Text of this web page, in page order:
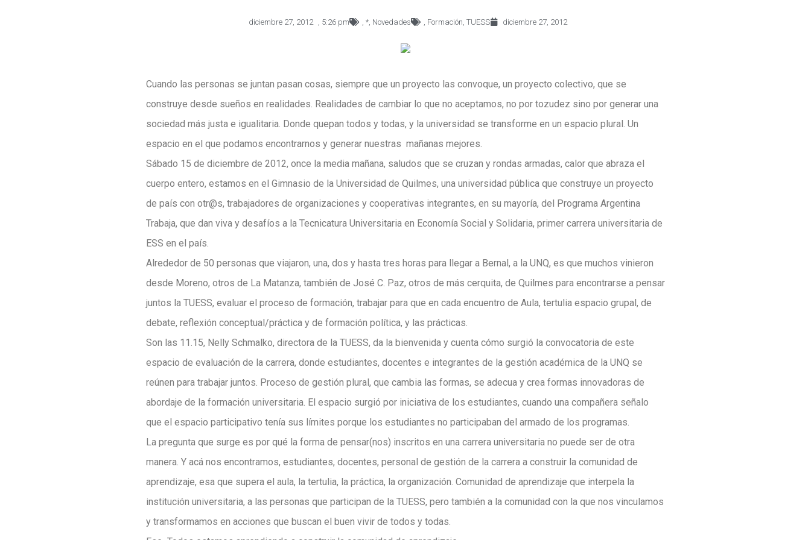
diciembre 27, 2012 5:26 pm * Novedades Formación TUESS diciembre 27, 2012
Cuando las personas se juntan pasan cosas, siempre que un proyecto las convoque, un proyecto colectivo, que se
construye desde sueños en realidades. Realidades de cambiar lo que no aceptamos, no por tozudez sino por generar una
sociedad más justa e igualitaria. Donde quepan todos y todas, y la universidad se transforme en un espacio plural. Un
espacio en el que podamos encontrarnos y generar nuestras mañanas mejores.
Sábado 15 de diciembre de 2012, once la media mañana, saludos que se cruzan y rondas armadas, calor que abraza el
cuerpo entero, estamos en el Gimnasio de la Universidad de Quilmes, una universidad pública que construye un proyecto
de país con otr@s, trabajadores de organizaciones y cooperativas integrantes, en su mayoría, del Programa Argentina
Trabaja, que dan viva y desafíos a la Tecnicatura Universitaria en Economía Social y Solidaria, primer carrera universitaria de
ESS en el país.
Alrededor de 50 personas que viajaron, una, dos y hasta tres horas para llegar a Bernal, a la UNQ, es que muchos vinieron
desde Moreno, otros de La Matanza, también de José C. Paz, otros de más cerquita, de Quilmes para encontrarse a pensar
juntos la TUESS, evaluar el proceso de formación, trabajar para que en cada encuentro de Aula, tertulia espacio grupal, de
debate, reflexión conceptual/práctica y de formación política, y las prácticas.
Son las 11.15, Nelly Schmalko, directora de la TUESS, da la bienvenida y cuenta cómo surgió la convocatoria de este
espacio de evaluación de la carrera, donde estudiantes, docentes e integrantes de la gestión académica de la UNQ se
reúnen para trabajar juntos. Proceso de gestión plural, que cambia las formas, se adecua y crea formas innovadoras de
abordaje de la formación universitaria. El espacio surgió por iniciativa de los estudiantes, cuando una compañera señalo
que el espacio participativo tenía sus límites porque los estudiantes no participaban del armado de los programas.
La pregunta que surge es por qué la forma de pensar(nos) inscritos en una carrera universitaria no puede ser de otra
manera. Y acá nos encontramos, estudiantes, docentes, personal de gestión de la carrera a construir la comunidad de
aprendizaje, esa que supera el aula, la tertulia, la práctica, la organización. Comunidad de aprendizaje que interpela la
institución universitaria, a las personas que participan de la TUESS, pero también a la comunidad con la que nos vinculamos
y transformamos en acciones que buscan el buen vivir de todos y todas.